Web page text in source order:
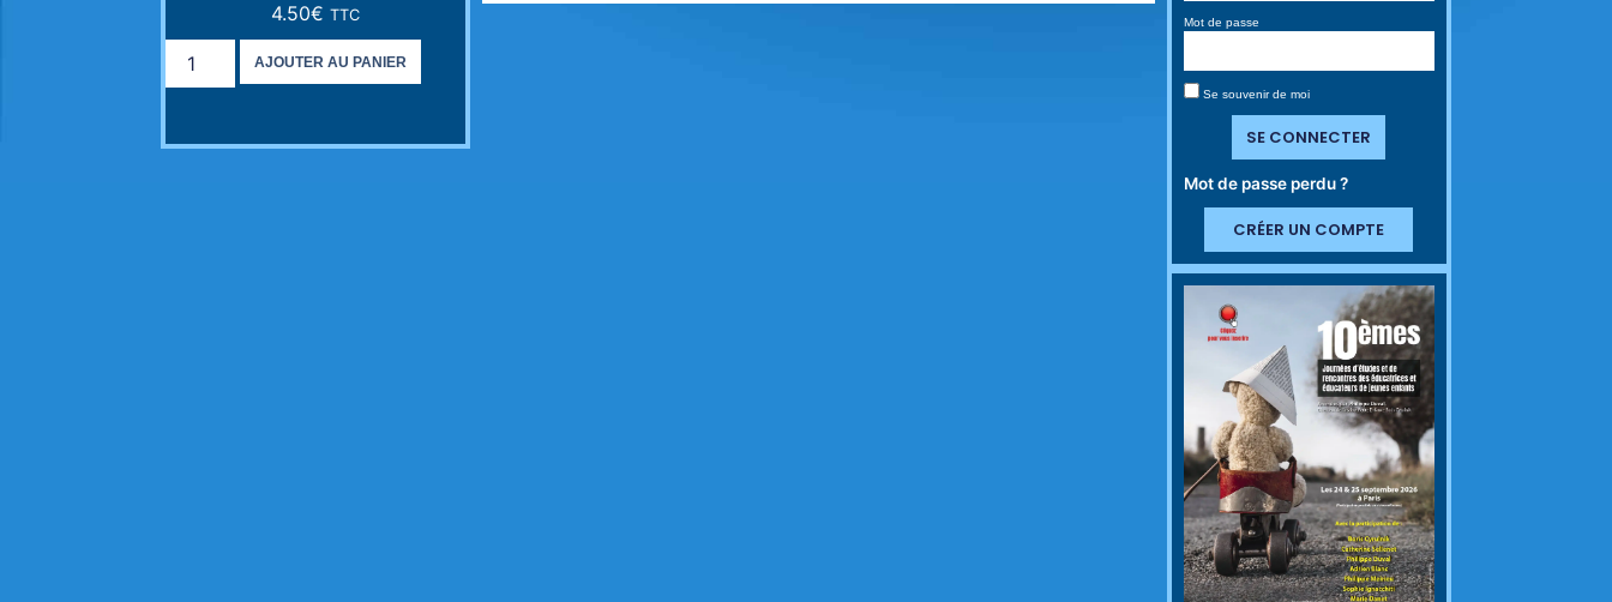
4.50€ TTC
AJOUTER AU PANIER
Mot de passe
Se souvenir de moi
SE CONNECTER
Mot de passe perdu ?
CRÉER UN COMPTE